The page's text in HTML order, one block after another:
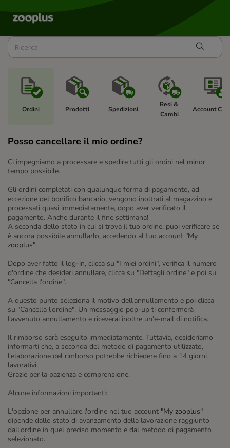
Ordini Prodotti Spedizioni
Resi &
Cambi
Account
Posso cancellare il mio ordine?
Ci impegniamo a processare e spedire tutti gli ordini nel minor
tempo possibile.
Gli ordini completati con qualunque forma di pagamento, ad
eccezione del bonifico bancario, vengono inoltrati al magazzino e
processati quasi immediatamente, dopo aver verificato il
pagamento. Anche durante il fine settimana!
A seconda dello stato in cui si trova il tuo ordine, puoi verificare se
è ancora possibile annullarlo, accedendo al tuo account "My
zooplus".
Dopo aver fatto il log-in, clicca su "I miei ordini", verifica il numero
d'ordine che desideri annullare, clicca su "Dettagli ordine" e poi su
"Cancella l'ordine".
A questo punto seleziona il motivo dell'annullamento e poi clicca
su "Cancella l'ordine". Un messaggio pop-up ti confermerà
l'avvenuto annullamento e riceverai inoltre un'e-mail di notifica.
Il rimborso sarà eseguito immediatamente. Tuttavia, desideriamo
informarti che, a seconda del metodo di pagamento utilizzato,
l'elaborazione del rimborso potrebbe richiedere fino a 14 giorni
lavorativi.
Grazie per la pazienza e comprensione.
Alcune informazioni importanti:
L'opzione per annullare l'ordine nel tuo account "My zooplus"
dipende dallo stato di avanzamento della lavorazione raggiunto
dall'ordine in quel preciso momento e dal metodo di pagamento
selezionato.